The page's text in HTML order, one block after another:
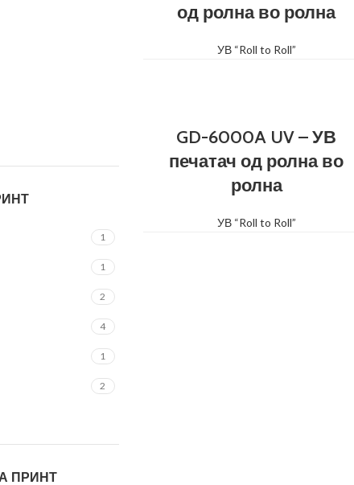
1
1
2
4
1
2
ПРИНТ
од ролна во ролна
УВ “Roll to Roll”
GD-6000A UV – УВ
печатач од ролна во
ролна
УВ “Roll to Roll”